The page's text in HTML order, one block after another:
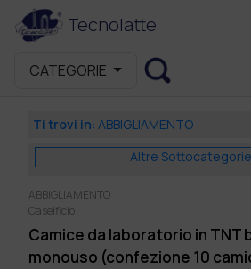
Tecnolatte
CATEGORIE
Ti trovi in: ABBIGLIAMENTO
Altre Sottocategorie
ABBIGLIAMENTO
Caseificio
Camice da laboratorio in TNT
monouso (confezione 10